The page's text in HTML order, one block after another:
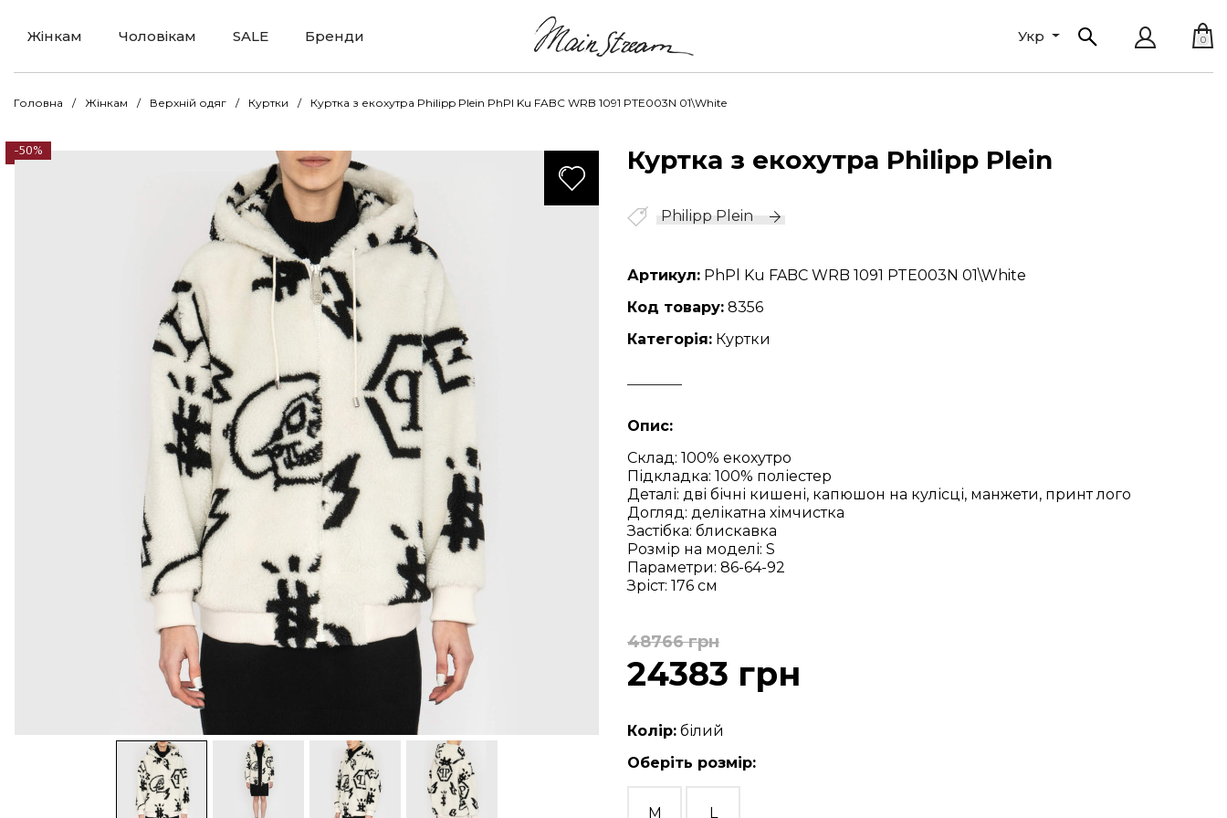
Жінкам Чоловікам SALE Бренди Укр 0
Головна Жінкам Верхній одяг Куртки Куртка з екохутра Philipp Plein PhPl Ku FABC WRB 1091 PTE003N 01\White
Куртка з екохутра Philipp Plein
Philipp Plein
Артикул: PhPl Ku FABC WRB 1091 PTE003N 01\White
Код товару: 8356
Категорія: Куртки
Опис:
Склад: 100% екохутро
Підкладка: 100% поліестер
Деталі: дві бічні кишені, капюшон на кулісці, манжети, принт лого
Догляд: делікатна хімчистка
Застібка: блискавка
Розмір на моделі: S
Параметри: 86-64-92
Зріст: 176 см
-50%
1365
48766 грн
24383 грн
Колір: білий
Оберіть розмір:
M L